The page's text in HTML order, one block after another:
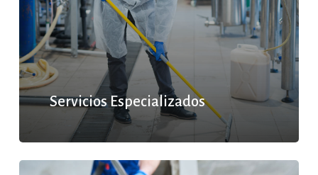
Servicios Especializados